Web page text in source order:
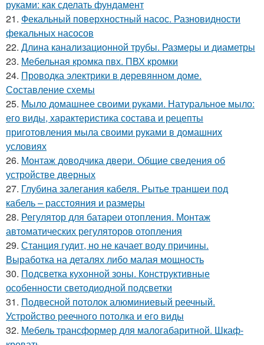
руками: как сделать фундамент
21. Фекальный поверхностный насос. Разновидности
фекальных насосов
22. Длина канализационной трубы. Размеры и диаметры
23. Мебельная кромка пвх. ПВХ кромки
24. Проводка электрики в деревянном доме.
Составление схемы
25. Мыло домашнее своими руками. Натуральное мыло:
его виды, характеристика состава и рецепты
приготовления мыла своими руками в домашних
условиях
26. Монтаж доводчика двери. Общие сведения об
устройстве дверных
27. Глубина залегания кабеля. Рытье траншеи под
кабель – расстояния и размеры
28. Регулятор для батареи отопления. Монтаж
автоматических регуляторов отопления
29. Станция гудит, но не качает воду причины.
Выработка на деталях либо малая мощность
30. Подсветка кухонной зоны. Конструктивные
особенности светодиодной подсветки
31. Подвесной потолок алюминиевый реечный.
Устройство реечного потолка и его виды
32. Мебель трансформер для малогабаритной. Шкаф-